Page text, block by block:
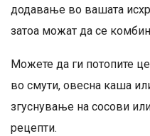
додавање во вашата
затоа можат да се
Можете да ги потопите
во смути, овесна каша
згуснување на сосови
рецепти.